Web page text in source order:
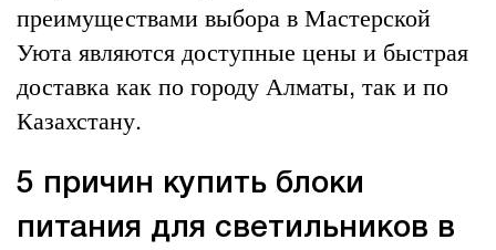
преимуществами выбора в Мастерской
Уюта являются доступные цены и быстрая
доставка как по городу Алматы, так и по
Казахстану.
5 причин купить блоки
питания для светильников в